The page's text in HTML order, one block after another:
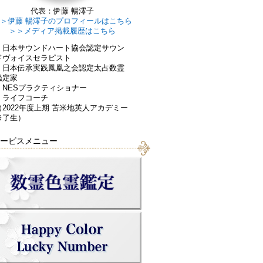
代表：伊藤 暢澪子
伊藤 暢澪子のプロフィールはこちら
＞＞メディア掲載履歴はこちら
日本サウンドハート協会認定サウン
ヴォイスセラピスト
日本伝承実践鳳凰之会認定太占数霊
定家
NESプラクティショナー
ライフコーチ
2022年度上期 苫米地英人アカデミー
了生）
ビスメニュー